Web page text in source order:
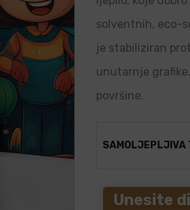
solventnih, eco-
je stabiliziran
unutarnje
površine.
SAMOLJEPLJIVA
Unesite